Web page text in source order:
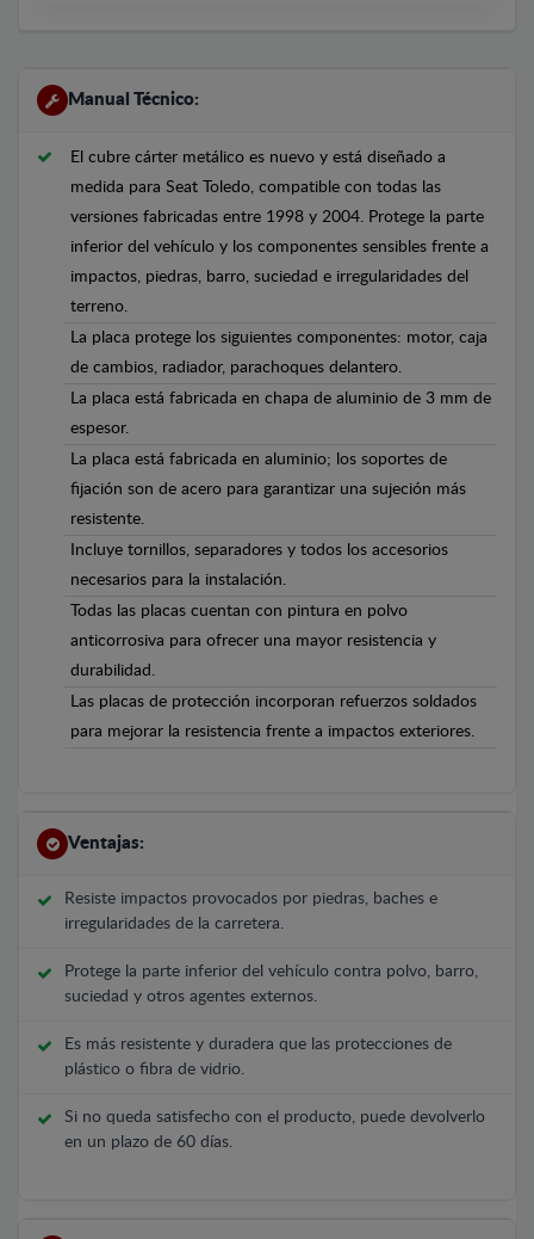
Manual Técnico:
El cubre cárter metálico es nuevo y está diseñado a
medida para Seat Toledo, compatible con todas las
versiones fabricadas entre 1998 y 2004. Protege la parte
inferior del vehículo y los componentes sensibles frente a
impactos, piedras, barro, suciedad e irregularidades del
terreno.
La placa protege los siguientes componentes: motor, caja
de cambios, radiador, parachoques delantero.
La placa está fabricada en chapa de aluminio de 3 mm de
espesor.
La placa está fabricada en aluminio; los soportes de
fijación son de acero para garantizar una sujeción más
resistente.
Incluye tornillos, separadores y todos los accesorios
necesarios para la instalación.
Todas las placas cuentan con pintura en polvo
anticorrosiva para ofrecer una mayor resistencia y
durabilidad.
Las placas de protección incorporan refuerzos soldados
para mejorar la resistencia frente a impactos exteriores.
Ventajas:
Resiste impactos provocados por piedras, baches e
irregularidades de la carretera.
Protege la parte inferior del vehículo contra polvo, barro,
suciedad y otros agentes externos.
Es más resistente y duradera que las protecciones de
plástico o fibra de vidrio.
Si no queda satisfecho con el producto, puede devolverlo
en un plazo de 60 días.